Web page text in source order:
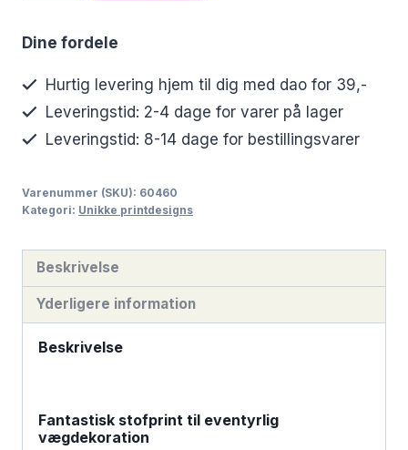
elverkriger
antal
Dine fordele
Hurtig levering hjem til dig med dao for 39,-
Leveringstid: 2-4 dage for varer på lager
Leveringstid: 8-14 dage for bestillingsvarer
Varenummer (SKU): 60460
Kategori: Unikke printdesigns
Beskrivelse
Yderligere information
Beskrivelse
Fantastisk stofprint til eventyrlig
vægdekoration